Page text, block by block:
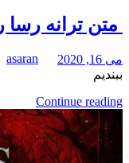
متن ترانه رسا
می 16, 2020 asaran
ببندیم
Continue reading